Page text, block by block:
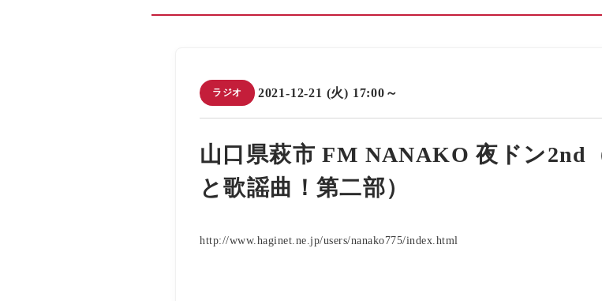
ラジオ 2021-12-21 (火) 17:00～
山口県萩市 FM NANAKO 夜ドン2nd
と歌謡曲！第二部）
http://www.haginet.ne.jp/users/nanako775/index.html